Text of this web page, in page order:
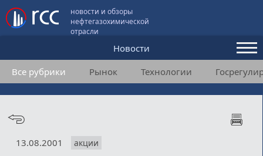
новости и обзоры
нефтегазохимической
отрасли
Новости
Аналитика и мнения
Конференции
Все рубрики Рынок Технологии
13.08.2001 акции